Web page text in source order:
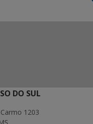
DO SUL
1203